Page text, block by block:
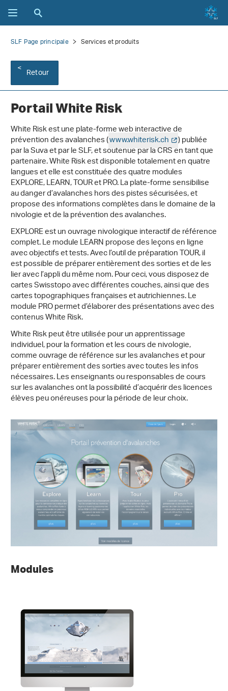
SLF Page principale Services et produits
Retour
Portail White Risk
White Risk est une plate-forme web interactive de
prévention des avalanches (www.whiterisk.ch ) publiée
par la Suva et par le SLF, et soutenue par la CRS en tant que
partenaire. White Risk est disponible totalement en quatre
langues et elle est constituée des quatre modules
EXPLORE, LEARN, TOUR et PRO. La plate-forme sensibilise
au danger d’avalanches hors des pistes sécurisées, et
propose des informations complètes dans le domaine de la
nivologie et de la prévention des avalanches.
EXPLORE est un ouvrage nivologique interactif de référence
complet. Le module LEARN propose des leçons en ligne
avec objectifs et tests. Avec l’outil de préparation TOUR, il
est possible de préparer entièrement des sorties et de les
lier avec l’appli du même nom. Pour ceci, vous disposez de
cartes Swisstopo avec différentes couches, ainsi que des
cartes topographiques françaises et autrichiennes. Le
module PRO permet d’élaborer des présentations avec des
contenus White Risk.
White Risk peut être utilisée pour un apprentissage
individuel, pour la formation et les cours de nivologie,
comme ouvrage de référence sur les avalanches et pour
préparer entièrement des sorties avec toutes les infos
nécessaires. Les enseignants ou responsables de cours
sur les avalanches ont la possibilité d’acquérir des licences
élèves peu onéreuses pour la période de leur choix.
Modules